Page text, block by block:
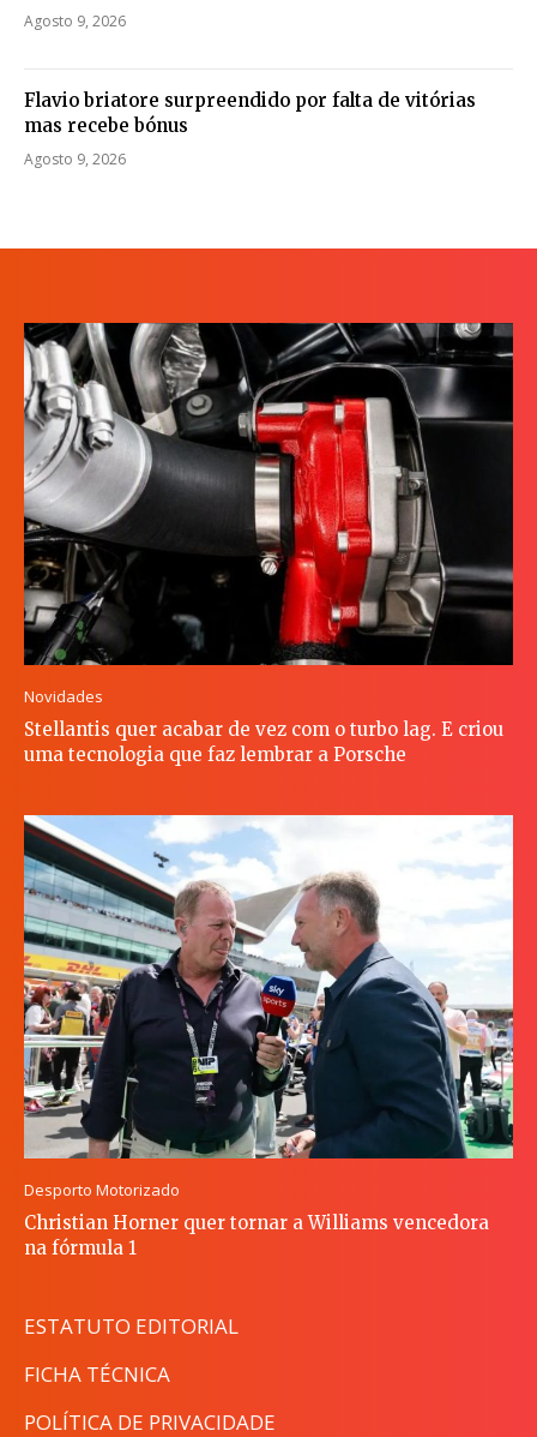
Agosto 9, 2026
Flavio briatore surpreendido por falta de vitórias
mas recebe bónus
Agosto 9, 2026
Novidades
Stellantis quer acabar de vez com o turbo lag. E criou
uma tecnologia que faz lembrar a Porsche
Desporto Motorizado
Christian Horner quer tornar a Williams vencedora
na fórmula 1
ESTATUTO EDITORIAL
FICHA TÉCNICA
POLÍTICA DE PRIVACIDADE